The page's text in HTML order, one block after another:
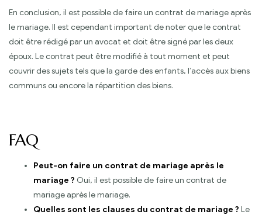
En conclusion, il est possible de faire un contrat de mariage après
le mariage. Il est cependant important de noter que le contrat
doit être rédigé par un avocat et doit être signé par les deux
époux. Le contrat peut être modifié à tout moment et peut
couvrir des sujets tels que la garde des enfants, l’accès aux biens
communs ou encore la répartition des biens.
FAQ
Peut-on faire un contrat de mariage après le
mariage ? Oui, il est possible de faire un contrat de
mariage après le mariage.
Quelles sont les clauses du contrat de mariage ? Le